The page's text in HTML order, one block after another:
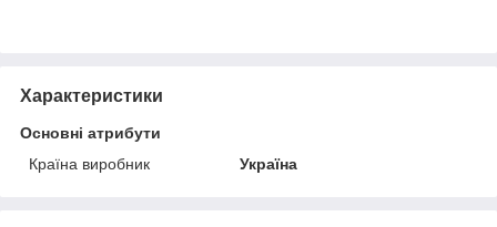
Характеристики
Основні атрибути
Країна виробник
Україна